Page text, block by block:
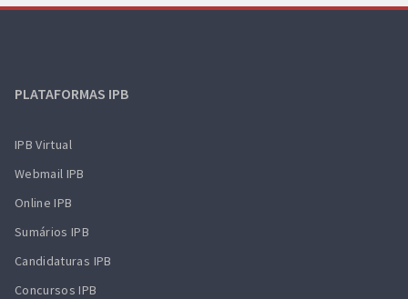
PLATAFORMAS IPB
IPB Virtual
Webmail IPB
Online IPB
Sumários IPB
Candidaturas IPB
Concursos IPB